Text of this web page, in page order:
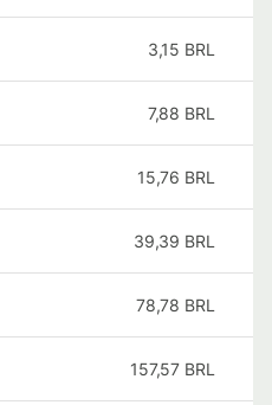
3,15 BRL
7,88 BRL
15,76 BRL
39,39 BRL
78,78 BRL
157,57 BRL